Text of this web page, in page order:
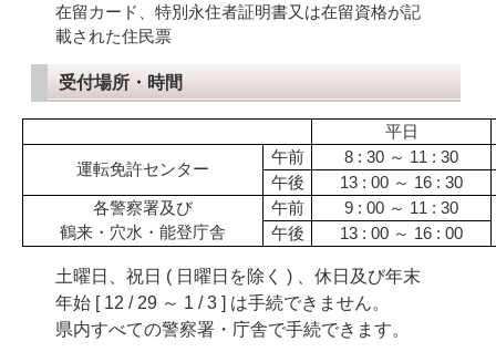
在留カード、特別永住者証明書又は在留資格が記
載された住民票
受付場所・時間
平日
運転免許センター
午前
8 : 30 ～ 11 : 30
午後
13 : 00 ～ 16 : 30
各警察署及び
鶴来・穴水・能登庁舎
午前
9 : 00 ～ 11 : 30
午後
13 : 00 ～ 16 : 00
土曜日、祝日 ( 日曜日を除く ) 、休日及び年末
年始 [ 12 / 29 ～ 1 / 3 ] は手続できません。
県内すべての警察署・庁舎で手続できます。